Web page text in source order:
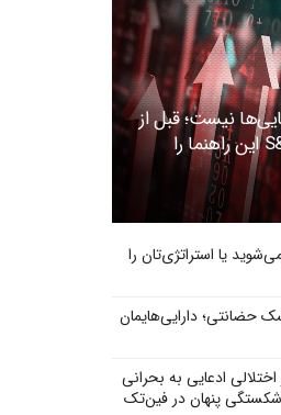
نیست؛ قبل از
خرید اپل، انویدیا یا S&P 500 این راهنما را
یا استراتژی‌تان را
حضانتی؛ دارایی‌هایمان
ادعایی به بحرانی
پنهان در فین‌تک